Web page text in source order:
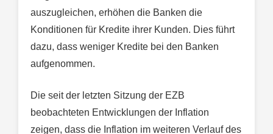
auszugleichen, erhöhen die Banken die
Konditionen für Kredite ihrer Kunden. Dies führt
dazu, dass weniger Kredite bei den Banken
aufgenommen.
Die seit der letzten Sitzung der EZB
beobachteten Entwicklungen der Inflation
zeigen, dass die Inflation im weiteren Verlauf des